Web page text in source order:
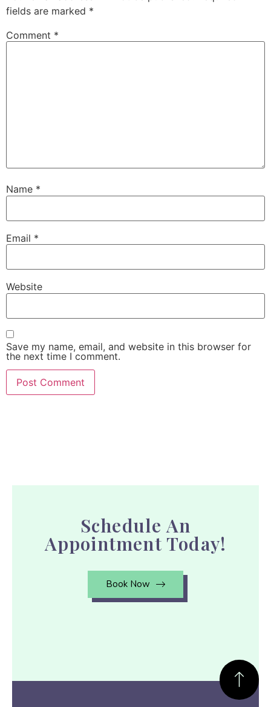
fields are marked *
Comment *
Name *
Email *
Website
Save my name, email, and website in this browser for
the next time I comment.
Schedule An
Appointment Today!
Book Now